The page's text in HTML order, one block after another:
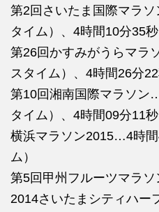
第2回さいたま国際マラ
タイム）、4時間10分35
第26回かすみがうらマラ
スタイム）、4時間26分
第10回湘南国際マラソン
タイム）、4時間09分11
横浜マラソン2015…4時
ム）
第5回甲州フルーツマラ
2014さいたまシティハ